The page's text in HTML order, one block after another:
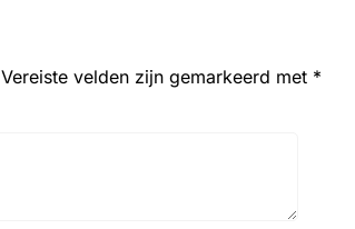
Vereiste velden zijn gemarkeerd met *